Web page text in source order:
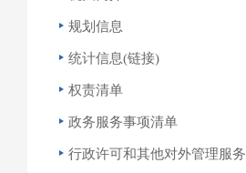
规划信息
统计信息(链接)
权责清单
政务服务事项清单
行政许可和其他对外管理服务